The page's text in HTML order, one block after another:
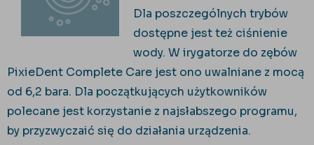
Dla poszczególnych trybów
dostępne jest też ciśnienie
wody. W irygatorze do zębów
PixieDent Complete Care jest ono uwalniane z mocą
od 6,2 bara. Dla początkujących użytkowników
polecane jest korzystanie z najsłabszego programu,
by przyzwyczaić się do działania urządzenia.